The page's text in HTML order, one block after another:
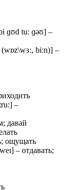
ɡʊd tu: ɡəʊ] –
(wɒz\wɜ:, bi:n)] –
–
давай
ощущать
– отдавать;